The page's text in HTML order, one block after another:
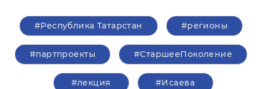
#Республика Татарстан #регионы
#партпроекты #СтаршееПоколение
#лекция #Исаева